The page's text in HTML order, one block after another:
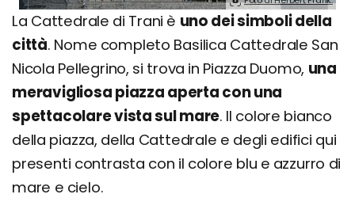
La Cattedrale di Trani è uno dei simboli della
città. Nome completo Basilica Cattedrale San
Nicola Pellegrino, si trova in Piazza Duomo, una
meravigliosa piazza aperta con una
spettacolare vista sul mare. Il colore bianco
della piazza, della Cattedrale e degli edifici qui
presenti contrasta con il colore blu e azzurro di
mare e cielo.